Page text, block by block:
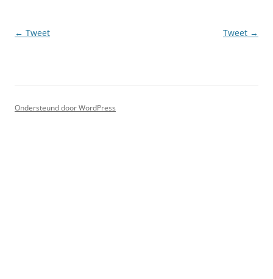
Berichtnavigatie
← Tweet Tweet →
Ondersteund door WordPress